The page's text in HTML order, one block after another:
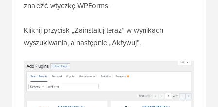
znaleźć wtyczkę WPForms.
Kliknij przycisk „Zainstaluj teraz” w wynikach
wyszukiwania, a następnie „Aktywuj”.